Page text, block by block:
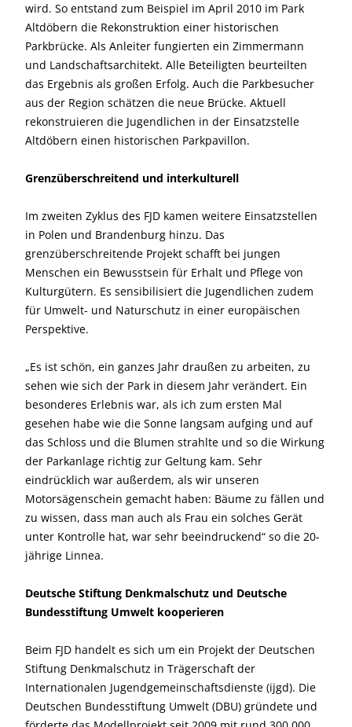
wird. So entstand zum Beispiel im April 2010 im Park
Altdöbern die Rekonstruktion einer historischen
Parkbrücke. Als Anleiter fungierten ein Zimmermann
und Landschaftsarchitekt. Alle Beteiligten beurteilten
das Ergebnis als großen Erfolg. Auch die Parkbesucher
aus der Region schätzen die neue Brücke. Aktuell
rekonstruieren die Jugendlichen in der Einsatzstelle
Altdöbern einen historischen Parkpavillon.
Grenzüberschreitend und interkulturell
Im zweiten Zyklus des FJD kamen weitere Einsatzstellen
in Polen und Brandenburg hinzu. Das
grenzüberschreitende Projekt schafft bei jungen
Menschen ein Bewusstsein für Erhalt und Pflege von
Kulturgütern. Es sensibilisiert die Jugendlichen zudem
für Umwelt- und Naturschutz in einer europäischen
Perspektive.
„Es ist schön, ein ganzes Jahr draußen zu arbeiten, zu
sehen wie sich der Park in diesem Jahr verändert. Ein
besonderes Erlebnis war, als ich zum ersten Mal
gesehen habe wie die Sonne langsam aufging und auf
das Schloss und die Blumen strahlte und so die Wirkung
der Parkanlage richtig zur Geltung kam. Sehr
eindrücklich war außerdem, als wir unseren
Motorsägenschein gemacht haben: Bäume zu fällen und
zu wissen, dass man auch als Frau ein solches Gerät
unter Kontrolle hat, war sehr beeindruckend“ so die 20-
jährige Linnea.
Deutsche Stiftung Denkmalschutz und Deutsche
Bundesstiftung Umwelt kooperieren
Beim FJD handelt es sich um ein Projekt der Deutschen
Stiftung Denkmalschutz in Trägerschaft der
Internationalen Jugendgemeinschaftsdienste (ijgd). Die
Deutschen Bundesstiftung Umwelt (DBU) gründete und